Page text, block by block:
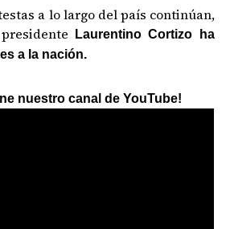
a lo largo del país continúan,
Laurentino Cortizo ha
a la nación.
nuestro canal de YouTube!